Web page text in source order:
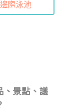
際泳池
、景點、議